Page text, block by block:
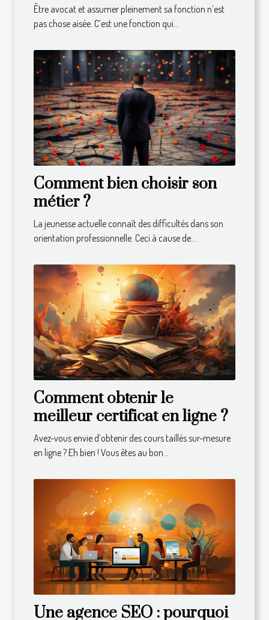
Être avocat et assumer pleinement sa fonction n’est
pas chose aisée. C’est une fonction qui...
Comment bien choisir son
métier ?
La jeunesse actuelle connaît des difficultés dans son
orientation professionnelle. Ceci à cause de...
Comment obtenir le
meilleur certificat en ligne ?
Avez-vous envie d’obtenir des cours taillés sur-mesure
en ligne ? Eh bien ! Vous êtes au bon...
Une agence SEO : pourquoi